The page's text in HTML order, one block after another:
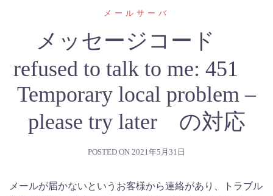
メールサーバ
メッセージコード
refused to talk to me: 451
Temporary local problem –
please try later の対応
POSTED ON 2021年5月31日
メールが届かないというお客様から連絡があり、トラブル